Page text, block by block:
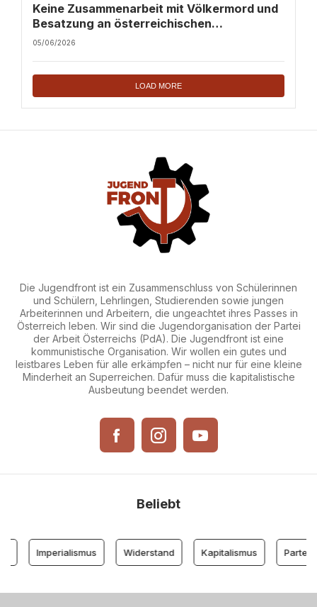
Keine Zusammenarbeit mit Völkermord und
Besatzung an österreichischen
Hochschulen!
05/06/2026
LOAD MORE
Die Jugendfront ist ein Zusammenschluss von Schülerinnen
und Schülern, Lehrlingen, Studierenden sowie jungen
Arbeiterinnen und Arbeitern, die ungeachtet ihres Passes in
Österreich leben. Wir sind die Jugendorganisation der Partei
der Arbeit Österreichs (PdA). Die Jugendfront ist eine
kommunistische Organisation. Wir wollen ein gutes und
leistbares Leben für alle erkämpfen – nicht nur für eine kleine
Minderheit an Superreichen. Dafür muss die kapitalistische
Ausbeutung beendet werden.
Beliebt
Imperialismus Widerstand Kapitalismus Partei der